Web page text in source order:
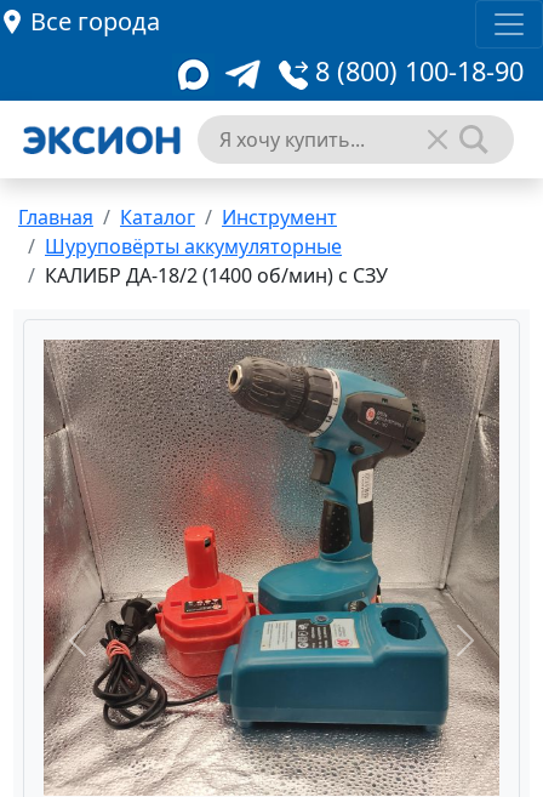
Все города
8 (800) 100-18-90
Главная Каталог
Инструмент
Шуруповёрты аккумуляторные
КАЛИБР ДА-18/2 (1400 об/мин) с СЗУ
Назад Вперёд